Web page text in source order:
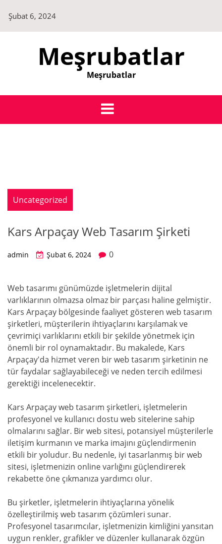
content
Şubat 6, 2024
Meşrubatlar
Meşrubatlar
Uncategorized
Kars Arpaçay Web Tasarım Şirketi
admin Şubat 6, 2024 0
Web tasarımı günümüzde işletmelerin dijital
varlıklarının olmazsa olmaz bir parçası haline gelmiştir.
Kars Arpaçay bölgesinde faaliyet gösteren web tasarım
şirketleri, müşterilerin ihtiyaçlarını karşılamak ve
çevrimiçi varlıklarını etkili bir şekilde yönetmek için
önemli bir rol oynamaktadır. Bu makalede, Kars
Arpaçay'da hizmet veren bir web tasarım şirketinin ne
tür faydalar sağlayabileceği ve neden tercih edilmesi
gerektiği incelenecektir.
Kars Arpaçay web tasarım şirketleri, işletmelerin
profesyonel ve kullanıcı dostu web sitelerine sahip
olmalarını sağlar. Bir web sitesi, potansiyel müşterilerle
iletişim kurmanın ve marka imajını güçlendirmenin
etkili bir yoludur. Bu nedenle, iyi tasarlanmış bir web
sitesi, işletmenizin online varlığını güçlendirerek
rekabette öne çıkmanıza yardımcı olur.
Bu şirketler, işletmelerin ihtiyaçlarına yönelik
özelleştirilmiş web tasarım çözümleri sunar.
Profesyonel tasarımcılar, işletmenizin kimliğini yansıtan
uygun renkler, grafikler ve düzenler kullanarak özgün